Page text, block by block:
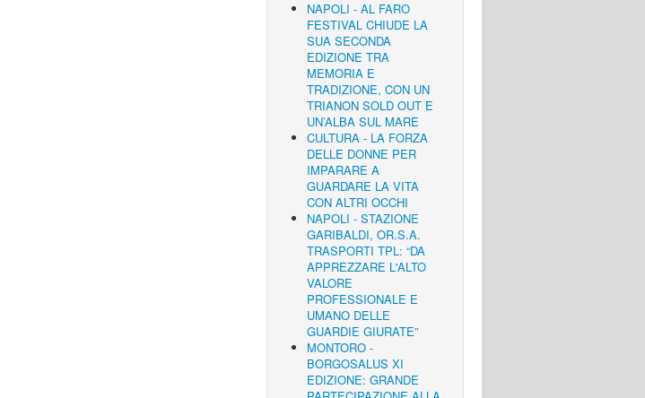
NAPOLI - AL FARO
FESTIVAL CHIUDE LA
SUA SECONDA
EDIZIONE TRA
MEMORIA E
TRADIZIONE, CON UN
TRIANON SOLD OUT E
UN’ALBA SUL MARE
CULTURA - LA FORZA
DELLE DONNE PER
IMPARARE A
GUARDARE LA VITA
CON ALTRI OCCHI
NAPOLI - STAZIONE
GARIBALDI, OR.S.A.
TRASPORTI TPL: “DA
APPREZZARE L'ALTO
VALORE
PROFESSIONALE E
UMANO DELLE
GUARDIE GIURATE”
MONTORO -
BORGOSALUS XI
EDIZIONE: GRANDE